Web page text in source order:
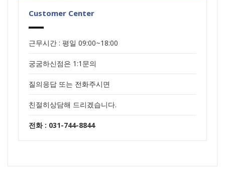
Customer Center
근무시간 : 평일 09:00~18:00
궁굼하신점은 1:1문의
질의응답 또는 전화주시면
친절히상담해 드리겠습니다.
전화 : 031-744-8844